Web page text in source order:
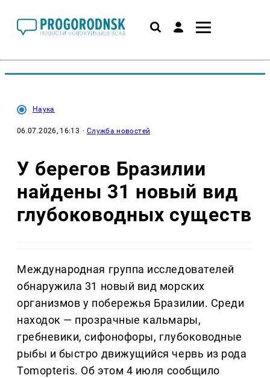
Наука
06.07.2026, 16:13 · Служба новостей
У берегов Бразилии
найдены 31 новый вид
глубоководных существ
Международная группа исследователей
обнаружила 31 новый вид морских
организмов у побережья Бразилии. Среди
находок — прозрачные кальмары,
гребневики, сифонофоры, глубоководные
рыбы и быстро движущийся червь из рода
Tomopteris. Об этом 4 июля сообщило